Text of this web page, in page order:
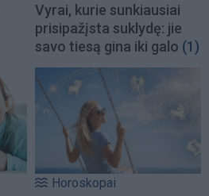
Vyrai, kurie sunkiausiai
prisipažįsta suklydę: jie
savo tiesą gina iki galo (1)
Horoskopai